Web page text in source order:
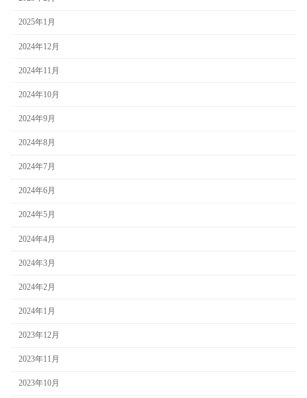
2025年1月
2024年12月
2024年11月
2024年10月
2024年9月
2024年8月
2024年7月
2024年6月
2024年5月
2024年4月
2024年3月
2024年2月
2024年1月
2023年12月
2023年11月
2023年10月